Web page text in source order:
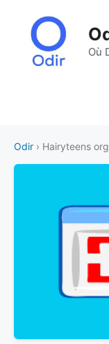
contenu
Où
Odir › Hairyteens